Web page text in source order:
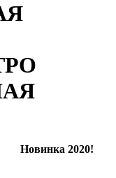
Новинка 2020!